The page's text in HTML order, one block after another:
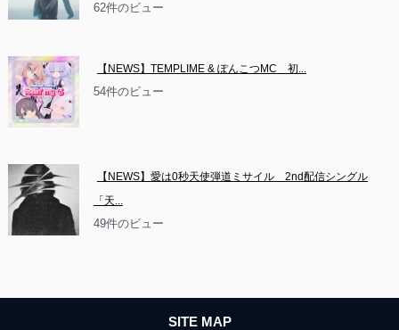
62件のビュー
【NEWS】TEMPLIME & ぽんこつMC　初...
54件のビュー
【NEWS】愛は0秒天使弾道ミサイル　2nd配信シングル
「天...
49件のビュー
SITE MAP